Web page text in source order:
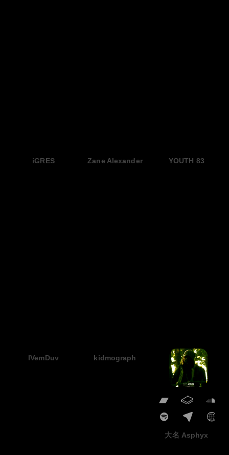
iGRES Zane Alexander YOUTH 83
IVemDuv kidmograph
大名 Asphyx